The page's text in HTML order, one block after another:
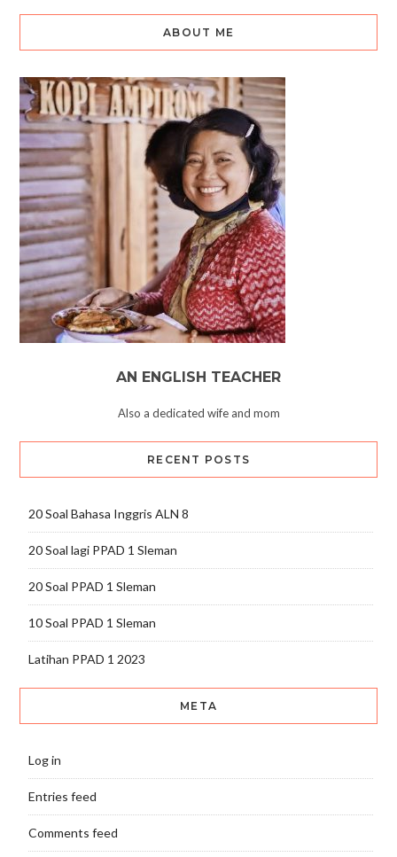
ABOUT ME
AN ENGLISH TEACHER
Also a dedicated wife and mom
RECENT POSTS
20 Soal Bahasa Inggris ALN 8
20 Soal lagi PPAD 1 Sleman
20 Soal PPAD 1 Sleman
10 Soal PPAD 1 Sleman
Latihan PPAD 1 2023
META
Log in
Entries feed
Comments feed